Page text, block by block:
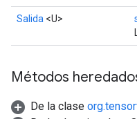
Salida <U>
Métodos
De la clase